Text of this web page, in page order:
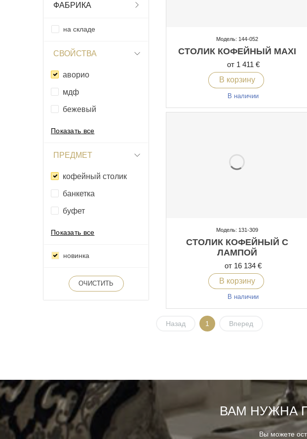
ФАБРИКА
на складе
СВОЙСТВА
аворио
мдф
бежевый
Показать все
ПРЕДМЕТ
кофейный столик
банкетка
буфет
Показать все
новинка
ОЧИСТИТЬ
Модель: 144-052
СТОЛИК КОФЕЙНЫЙ MAXI
от 1 411 €
В корзину
В наличии
Модель: 131-309
СТОЛИК КОФЕЙНЫЙ С
ЛАМПОЙ
от 16 134 €
В корзину
В наличии
Назад 1 Вперед
ВАМ НУЖНА
Вы можете